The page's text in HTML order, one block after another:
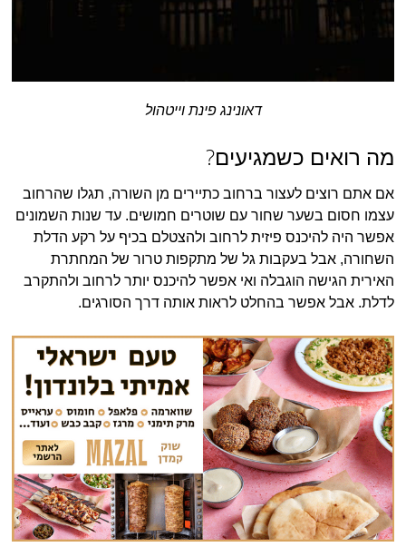
דאונינג פינת וייטהול
מה רואים כשמגיעים?
אם אתם רוצים לעצור ברחוב כתיירים מן השורה, תגלו שהרחוב
עצמו חסום בשער שחור עם שוטרים חמושים. עד שנות השמונים
אפשר היה להיכנס פיזית לרחוב ולהצטלם בכיף על רקע הדלת
השחורה, אבל בעקבות גל של מתקפות טרור של המחתרת
האירית הגישה הוגבלה ואי אפשר להיכנס יותר לרחוב ולהתקרב
לדלת. אבל אפשר בהחלט לראות אותה דרך הסורגים.